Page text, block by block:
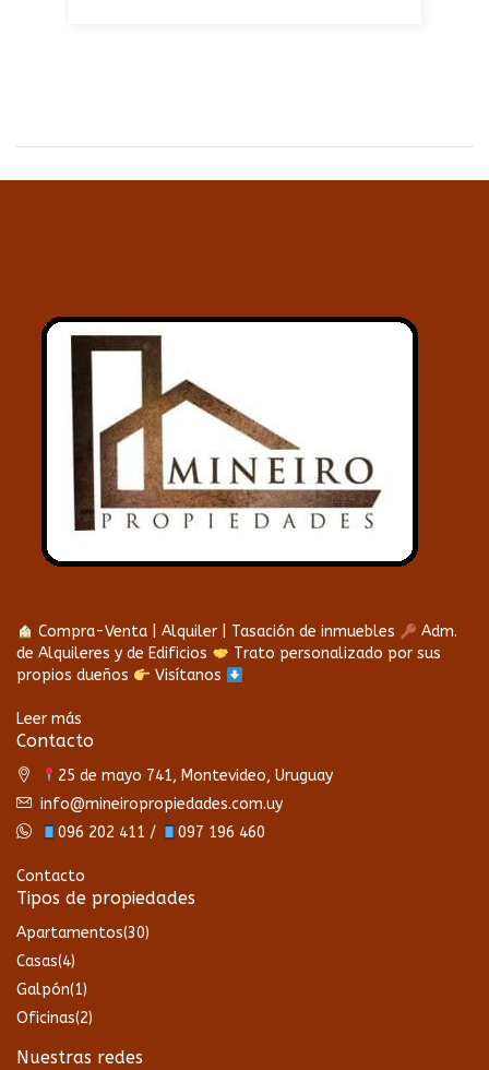
Compra-Venta | Alquiler | Tasación de inmuebles
Adm.
de Alquileres y de Edificios
Trato personalizado por sus
propios dueños
Visítanos
Leer más
Contacto
25 de mayo 741, Montevideo, Uruguay
info@mineiropropiedades.com.uy
096 202 411 /
097 196 460
Contacto
Tipos de propiedades
Apartamentos(30)
Casas(4)
Galpón(1)
Oficinas(2)
Nuestras redes